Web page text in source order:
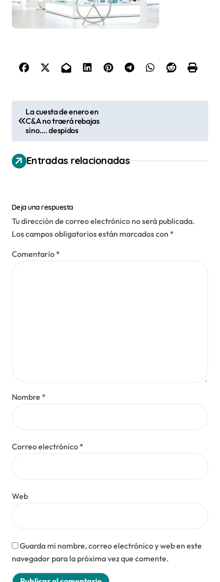
a
v
e
g
c
i
ó
n
a
La cuesta de enero en
C&A no traerá rebajas
sino…. despidos
Entradas relacionadas
Deja una respuesta
Tu dirección de correo electrónico no será publicada.
Los campos obligatorios están marcados con *
Comentario *
Nombre *
Correo electrónico *
Web
Guarda mi nombre, correo electrónico y web en este
navegador para la próxima vez que comente.